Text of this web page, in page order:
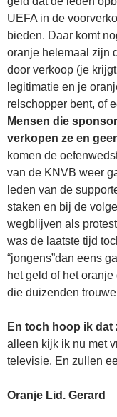
UEFA in de
bieden. Daar komt
oranje helemaal zijn
door verkoop (je
legitimatie en je
relschopper bent, of
Mensen die
verkopen ze en
komen de
van de KNVB weer
leden van de
staken en bij de
wegblijven als
was de laatste tijd
“jongens”dan eens
het geld of het
die duizenden
En toch hoop ik dat
alleen kijk ik nu met
televisie. En zullen
Oranje Lid. Gerard